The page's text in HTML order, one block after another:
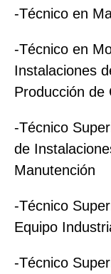
-Técnico en
-Técnico en
Instalaciones
Producción de
-Técnico
de
Manutención
-Técnico
Equipo
-Técnico